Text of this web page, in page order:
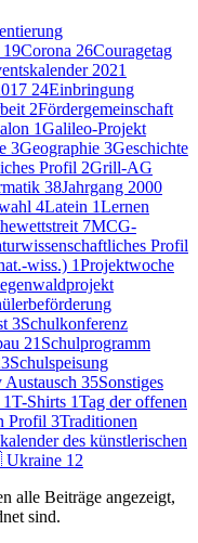
19Corona 26Couragetag
2021
24Einbringung
2Fördergemeinschaft
1Galileo-Projekt
3Geographie 3Geschichte
Profil 2Grill-AG
38Jahrgang 2000
4Latein 1Lernen
7MCG-
Profil
wiss.) 1Projektwoche
3Schulkonferenz
21 Schulprogramm
Schulspeisung
35Sonstiges
1T-Shirts 1Tag der offenen
Profil 3Traditionen
des künstlerischen
12
alle Beiträge angezeigt,
sind.